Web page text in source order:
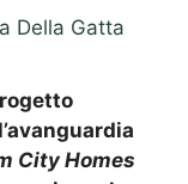
Della Gatta
City Homes